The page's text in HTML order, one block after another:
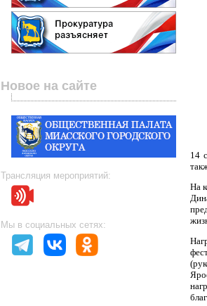
Новое на сайте
Трансляция мероприятий:
Мы в социальных сетях:
14
На